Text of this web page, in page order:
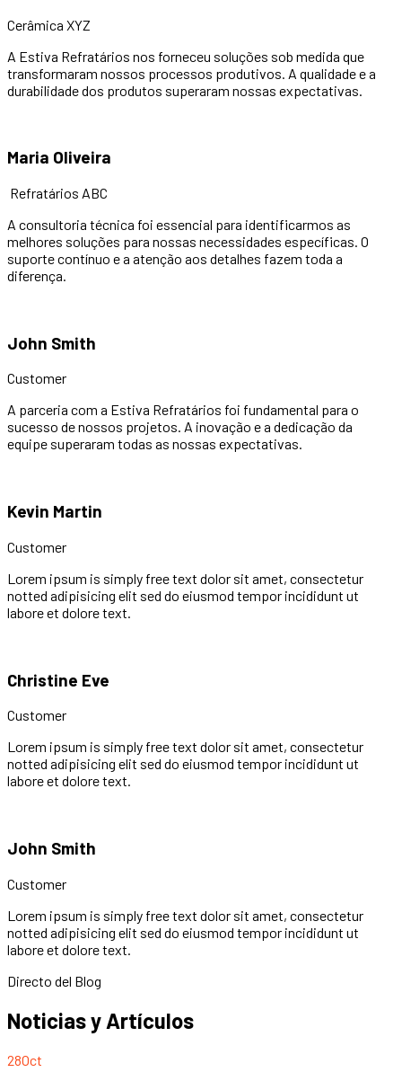
Cerâmica XYZ
A Estiva Refratários nos forneceu soluções sob medida que
transformaram nossos processos produtivos. A qualidade e a
durabilidade dos produtos superaram nossas expectativas.
Maria Oliveira
Refratários ABC
A consultoria técnica foi essencial para identificarmos as
melhores soluções para nossas necessidades específicas. O
suporte contínuo e a atenção aos detalhes fazem toda a
diferença.
John Smith
Customer
A parceria com a Estiva Refratários foi fundamental para o
sucesso de nossos projetos. A inovação e a dedicação da
equipe superaram todas as nossas expectativas.
Kevin Martin
Customer
Lorem ipsum is simply free text dolor sit amet, consectetur
notted adipisicing elit sed do eiusmod tempor incididunt ut
labore et dolore text.
Christine Eve
Customer
Lorem ipsum is simply free text dolor sit amet, consectetur
notted adipisicing elit sed do eiusmod tempor incididunt ut
labore et dolore text.
John Smith
Customer
Lorem ipsum is simply free text dolor sit amet, consectetur
notted adipisicing elit sed do eiusmod tempor incididunt ut
labore et dolore text.
Directo del Blog
Noticias y Artículos
28Oct